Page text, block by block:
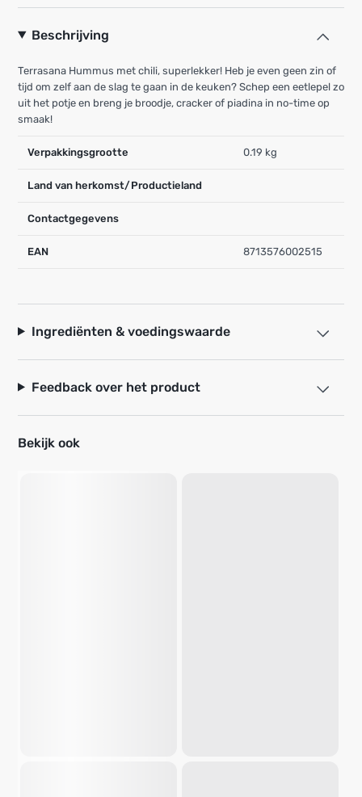
Beschrijving
Terrasana Hummus met chili, superlekker! Heb je even geen zin of
tijd om zelf aan de slag te gaan in de keuken? Schep een eetlepel zo
uit het potje en breng je broodje, cracker of piadina in no-time op
smaak!
Verpakkingsgrootte 0.19 kg
Land van herkomst/Productieland
Contactgegevens
EAN 8713576002515
Ingrediënten & voedingswaarde
Feedback over het product
Bekijk ook